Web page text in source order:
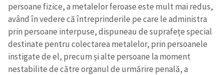
persoane fizice, a metalelor feroase este mult mai redus,
având în vedere că întreprinderile pe care le administra
prin persoane interpuse, dispuneau de suprafețe special
destinate pentru colectarea metalelor, prin persoanele
instigate de el, precum și alte persoane la moment
nestabilite de către organul de urmărire penală, a